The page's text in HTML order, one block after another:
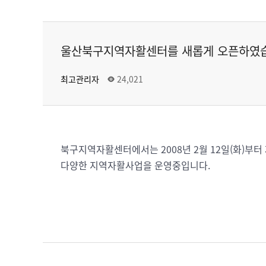
울산북구지역자활센터를 새롭게 오픈하였
최고관리자 24,021
북구지역자활센터에서는 2008년 2월 12일(화)부터
다양한 지역자활사업을 운영중입니다.